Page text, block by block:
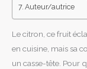
Auteur/autrice
Le citron, ce fruit
en cuisine, mais sa
un casse-tête. Pour